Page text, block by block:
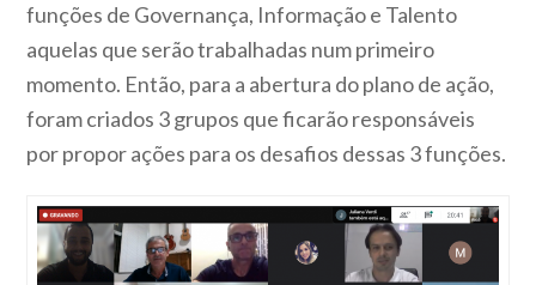
funções de Governança, Informação e Talento
aquelas que serão trabalhadas num primeiro
momento. Então, para a abertura do plano de ação,
foram criados 3 grupos que ficarão responsáveis
por propor ações para os desafios dessas 3 funções.